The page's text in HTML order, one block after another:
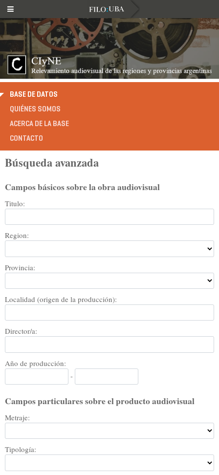
BASE DE DATOS
QUIÉNES SOMOS
ACERCA DE LA BASE
CONTACTO
Búsqueda avanzada
Campos básicos sobre la obra audiovisual
Titulo:
Region:
Provincia:
Localidad (origen de la producción):
Director/a:
Año de producción:
-
Campos particulares sobre el producto audiovisual
Metraje:
Tipología: